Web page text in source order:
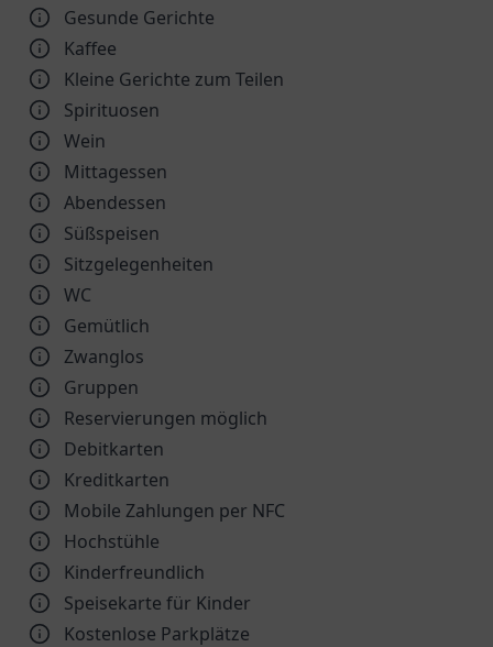
Gesunde Gerichte
Kaffee
Kleine Gerichte zum Teilen
Spirituosen
Wein
Mittagessen
Abendessen
Süßspeisen
Sitzgelegenheiten
WC
Gemütlich
Zwanglos
Gruppen
Reservierungen möglich
Debitkarten
Kreditkarten
Mobile Zahlungen per NFC
Hochstühle
Kinder­freundlich
Speisekarte für Kinder
Kostenlose Parkplätze